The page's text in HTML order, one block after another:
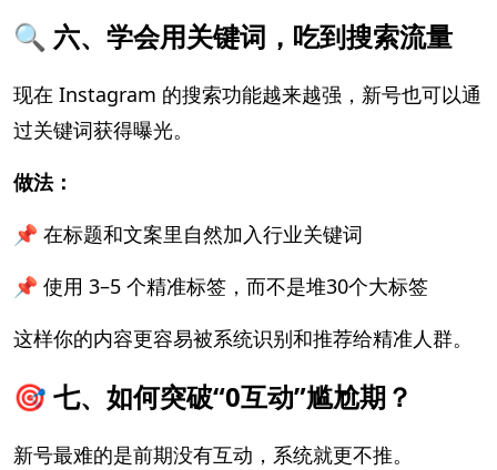
🔍 六、学会用关键词，吃到搜索流量
现在 Instagram 的搜索功能越来越强，新号也可以通
过关键词获得曝光。
做法：
📌 在标题和文案里自然加入行业关键词
📌 使用 3–5 个精准标签，而不是堆30个大标签
这样你的内容更容易被系统识别和推荐给精准人群。
🎯 七、如何突破“0互动”尴尬期？
新号最难的是前期没有互动，系统就更不推。